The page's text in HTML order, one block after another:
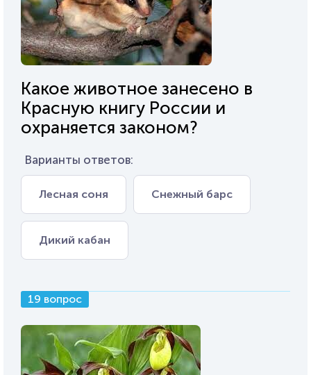
Какое животное занесено в
Красную книгу России и
охраняется законом?
Варианты ответов:
Лесная соня Снежный барс
Дикий кабан
19 вопрос